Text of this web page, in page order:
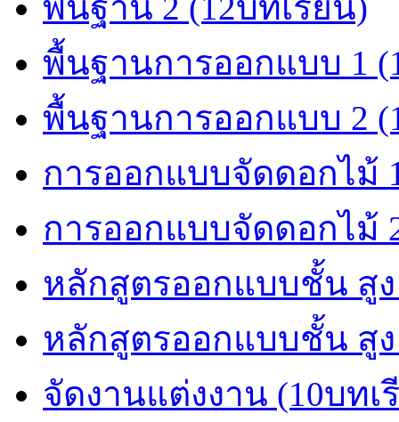
พื้นฐานการออกแบบ 1
พื้นฐานการออกแบบ 2
การออกแบบจัดดอกไม้
การออกแบบจัดดอกไม้
หลักสูตรออกแบบชั้น สูง
หลักสูตรออกแบบชั้น สูง
จัดงานแต่งงาน (10บทเ